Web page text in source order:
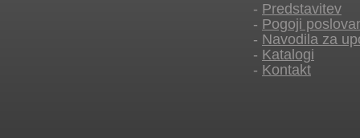
- Predstavitev
- Pogoji
- Navodila za
- Katalogi
- Kontakt